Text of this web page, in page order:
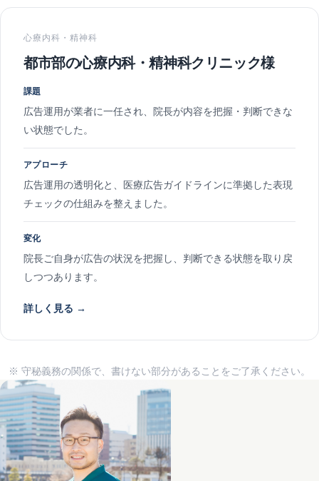
心療内科・精神科
都市部の心療内科・精神科クリニック様
課題
広告運用が業者に一任され、院長が内容を把握・判断できな
い状態でした。
アプローチ
広告運用の透明化と、医療広告ガイドラインに準拠した表現
チェックの仕組みを整えました。
変化
院長ご自身が広告の状況を把握し、判断できる状態を取り戻
しつつあります。
詳しく見る →
※ 守秘義務の関係で、書けない部分があることをご了承ください。